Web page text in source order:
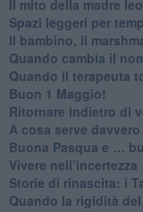
​Il mito della madre
Spazi leggeri per
Il bambino, il
​Quando cambia il
​Quando il terapeuta
​Buon 1 Maggio!
Ritornare indietro di
​A cosa serve
​Buona Pasqua e …
​Vivere nell’incertezza
​Storie di rinascita: i
​Quando la rigidità